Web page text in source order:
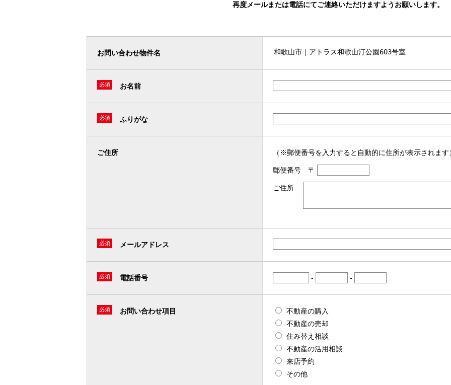
再度メールまたは電話にてご連絡いただけますようお願いします。
お問い合わせ物件名
お名前
必須
ふりがな
必須
ご住所 （※郵便番号を入力すると自動的に住所が表示されます
郵便番号 〒
ご住所
メールアドレス
必須
電話番号
必須 - -
お問い合わせ項目
必須
不動産の購入
不動産の売却
住み替え相談
不動産の活用相談
来店予約
その他